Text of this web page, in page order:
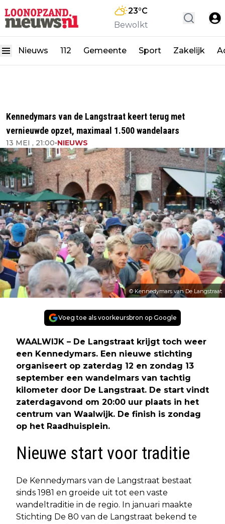
23°C
Bewolkt
Nieuws 112 Gemeente Sport Zakelijk
Kennedymars van de Langstraat keert terug met
vernieuwde opzet, maximaal 1.500 wandelaars
13 MEI , 21:00•NIEUWS
© Kennedymars van De Langstraat
Voeg toe als voorkeursbron op Google
WAALWIJK – De Langstraat krijgt toch weer
een Kennedymars. Een nieuwe stichting
organiseert op zaterdag 12 en zondag 13
september een wandelmars van tachtig
kilometer door De Langstraat. De start vindt
zaterdagavond om 20:00 uur plaats in het
centrum van Waalwijk. De finish is zondag
op het Raadhuisplein.
Nieuwe start voor traditie
De Kennedymars van de Langstraat bestaat
sinds 1981 en groeide uit tot een vaste
wandeltraditie in de regio. In januari maakte
Stichting De 80 van de Langstraat bekend te